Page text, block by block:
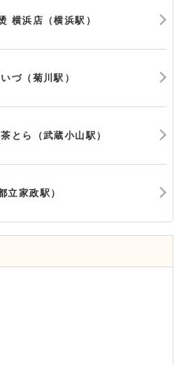
横浜店（横浜駅）
づ（菊川駅）
とら（武蔵小山駅）
家政駅）